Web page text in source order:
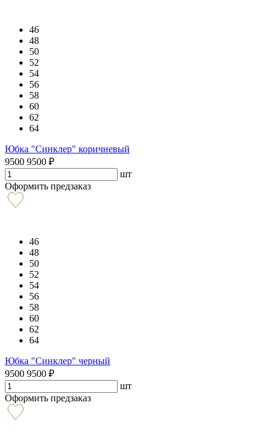
46
48
50
52
54
56
58
60
62
64
Юбка "Синклер" коричневый
9500 9500 ₽
шт
Оформить предзаказ
46
48
50
52
54
56
58
60
62
64
Юбка "Синклер" черный
9500 9500 ₽
шт
Оформить предзаказ